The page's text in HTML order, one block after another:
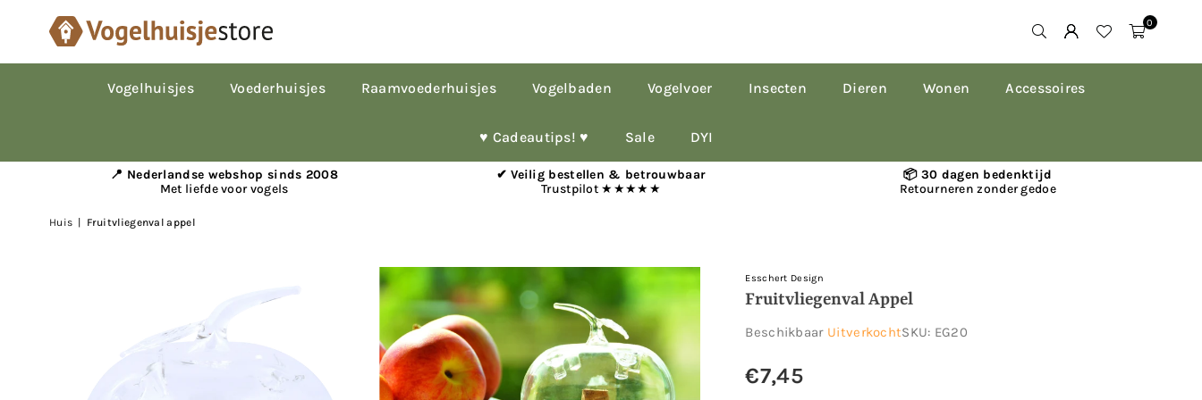
0
Vogelhuisjes Voederhuisjes Raamvoederhuisjes Vogelbaden Vogelvoer Insecten Dieren Wonen Accessoires
♥︎ Cadeautips! ♥︎ Sale DYI
📍 Nederlandse webshop sinds 2008
Met liefde voor vogels
✔ Veilig bestellen & betrouwbaar
Trustpilot ★★★★★
📦 30 dagen bedenktijd
Retourneren zonder gedoe
Huis Fruitvliegenval appel
Esschert Design
Fruitvliegenval Appel
Beschikbaar UitverkochtSKU: EG20
Normale
€7,45